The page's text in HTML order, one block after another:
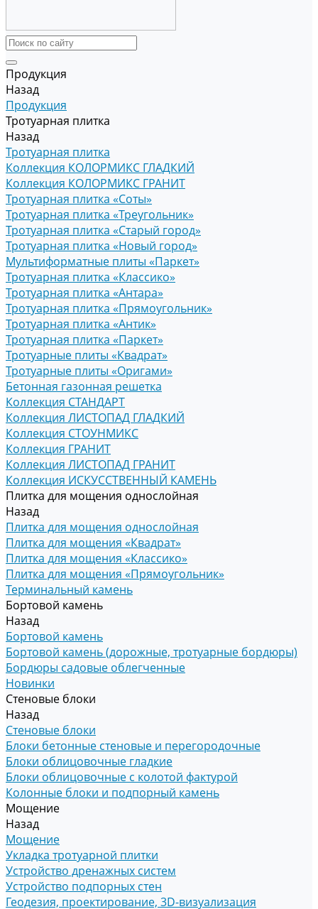
Продукция
Назад
Продукция
Тротуарная плитка
Назад
Тротуарная плитка
Коллекция КОЛОРМИКС ГЛАДКИЙ
Коллекция КОЛОРМИКС ГРАНИТ
Тротуарная плитка «Соты»
Тротуарная плитка «Треугольник»
Тротуарная плитка «Старый город»
Тротуарная плитка «Новый город»
Мультиформатные плиты «Паркет»
Тротуарная плитка «Классико»
Тротуарная плитка «Антара»
Тротуарная плитка «Прямоугольник»
Тротуарная плитка «Антик»
Тротуарная плитка «Паркет»
Тротуарные плиты «Квадрат»
Тротуарные плиты «Оригами»
Бетонная газонная решетка
Коллекция СТАНДАРТ
Коллекция ЛИСТОПАД ГЛАДКИЙ
Коллекция СТОУНМИКС
Коллекция ГРАНИТ
Коллекция ЛИСТОПАД ГРАНИТ
Коллекция ИСКУССТВЕННЫЙ КАМЕНЬ
Плитка для мощения однослойная
Назад
Плитка для мощения однослойная
Плитка для мощения «Квадрат»
Плитка для мощения «Классико»
Плитка для мощения «Прямоугольник»
Терминальный камень
Бортовой камень
Назад
Бортовой камень
Бортовой камень (дорожные, тротуарные бордюры)
Бордюры садовые облегченные
Новинки
Стеновые блоки
Назад
Стеновые блоки
Блоки бетонные стеновые и перегородочные
Блоки облицовочные гладкие
Блоки облицовочные с колотой фактурой
Колонные блоки и подпорный камень
Мощение
Назад
Мощение
Укладка тротуарной плитки
Устройство дренажных систем
Устройство подпорных стен
Геодезия, проектирование, 3D-визуализация